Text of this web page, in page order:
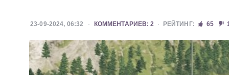
23-09-2024, 06:32 КОММЕНТАРИЕВ: 2 РЕЙТИНГ: 65